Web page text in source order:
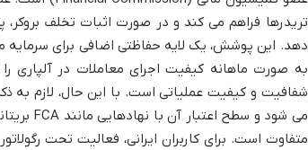
تریدرها فراهم می کند و در صورت اثبات تخلف
به صورت ماهانه کیفیت اجرای معاملات در آلپاری
متفاوت است. برای کاربران ایرانی، فعالیت تحت